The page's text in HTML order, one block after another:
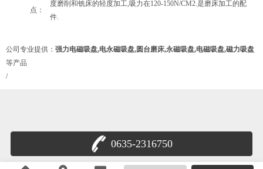
点：
度磨削和铣床的轻度加工,吸力在120-150N/CM2.是磨床加工的配
件.
公司专业提供： 强力电磁吸盘,电永磁吸盘,圆台磨床,永磁吸盘,电磁吸盘,磁力吸盘
等产品
/
0635-2316750